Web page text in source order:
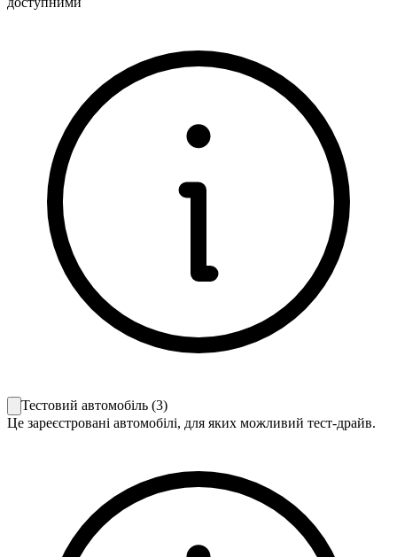
Тестовий автомобіль (3)
Це зареєстровані автомобілі, для яких можливий тест-драйв.